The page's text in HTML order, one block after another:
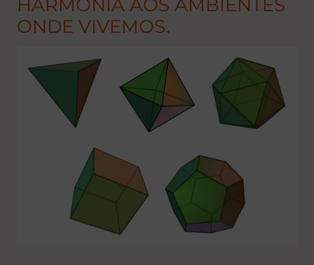
HARMONIA AOS AMBIENTES
ONDE VIVEMOS.